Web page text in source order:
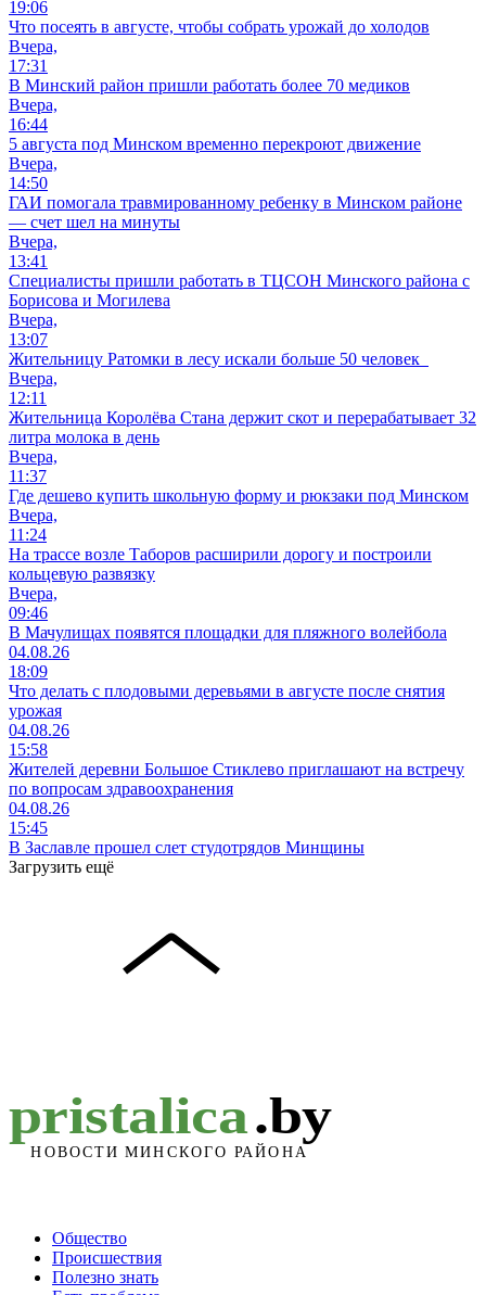
19:06
Что посеять в августе, чтобы собрать урожай до холодов
Вчера,
17:31
В Минский район пришли работать более 70 медиков
Вчера,
16:44
5 августа под Минском временно перекроют движение
Вчера,
14:50
ГАИ помогала травмированному ребенку в Минском районе
— счет шел на минуты
Вчера,
13:41
Специалисты пришли работать в ТЦСОН Минского района с
Борисова и Могилева
Вчера,
13:07
Жительницу Ратомки в лесу искали больше 50 человек
Вчера,
12:11
Жительница Королёва Стана держит скот и перерабатывает 32
литра молока в день
Вчера,
11:37
Где дешево купить школьную форму и рюкзаки под Минском
Вчера,
11:24
На трассе возле Таборов расширили дорогу и построили
кольцевую развязку
Вчера,
09:46
В Мачулищах появятся площадки для пляжного волейбола
04.08.26
18:09
Что делать с плодовыми деревьями в августе после снятия
урожая
04.08.26
15:58
Жителей деревни Большое Стиклево приглашают на встречу
по вопросам здравоохранения
04.08.26
15:45
В Заславле прошел слет студотрядов Минщины
Загрузить ещё
Общество
Происшествия
Полезно знать